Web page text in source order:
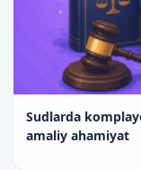
Sudlarda
amaliy ahamiyat